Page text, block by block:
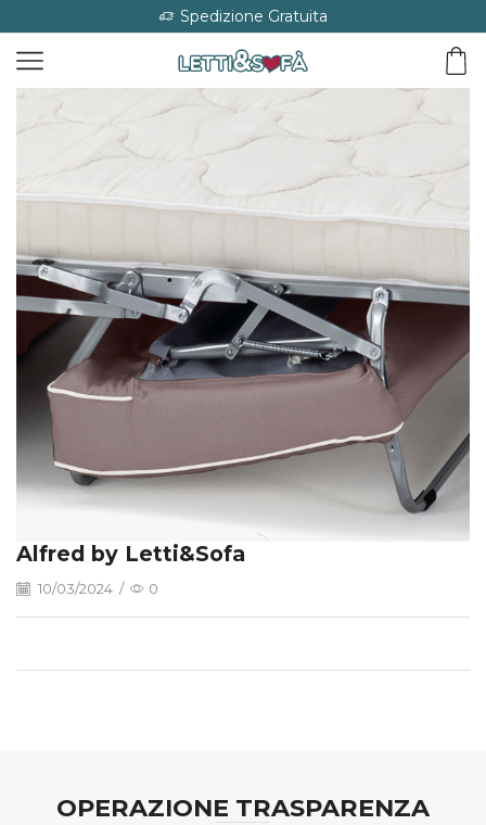
Spedizione Gratuita
Alfred by Letti&Sofa
10/03/2024 / 0
OPERAZIONE TRASPARENZA